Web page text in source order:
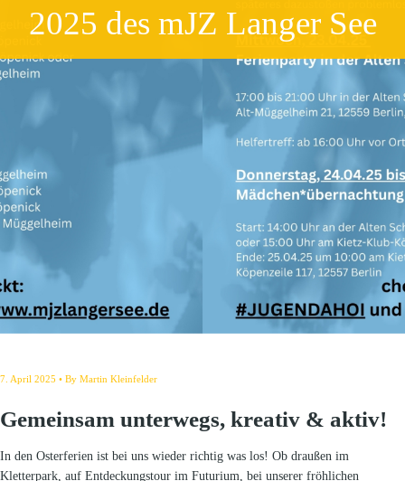
2025 des mJZ Langer See
7. April 2025 By Martin Kleinfelder
Gemeinsam unterwegs, kreativ & aktiv!
In den Osterferien ist bei uns wieder richtig was los! Ob draußen im
Kletterpark, auf Entdeckungstour im Futurium, bei unserer fröhlichen